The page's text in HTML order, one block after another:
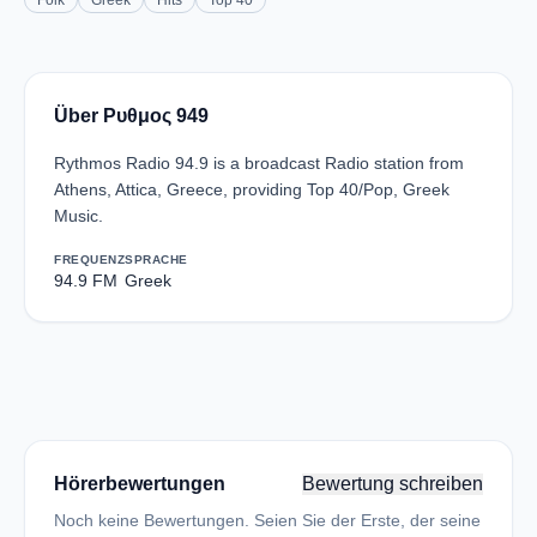
Über Ρυθμος 949
Rythmos Radio 94.9 is a broadcast Radio station from
Athens, Attica, Greece, providing Top 40/Pop, Greek
Music.
FREQUENZ
94.9 FM
SPRACHE
Greek
Hörerbewertungen Bewertung schreiben
Noch keine Bewertungen. Seien Sie der Erste, der seine